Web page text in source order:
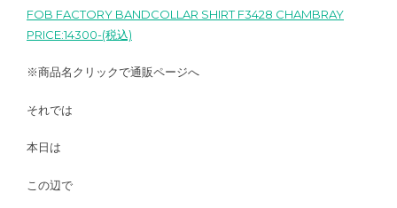
FOB FACTORY BANDCOLLAR SHIRT F3428 CHAMBRAY
PRICE:14300-(税込)
※商品名クリックで通販ページへ
それでは
本日は
この辺で